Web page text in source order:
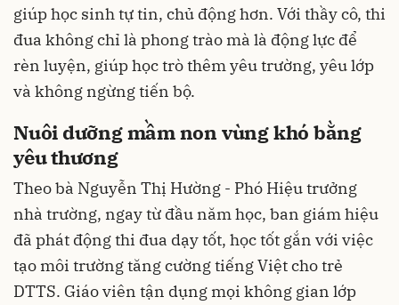
giúp học sinh tự tin, chủ động hơn. Với thầy cô, thi
đua không chỉ là phong trào mà là động lực để
rèn luyện, giúp học trò thêm yêu trường, yêu lớp
và không ngừng tiến bộ.
Nuôi dưỡng mầm non vùng khó bằng
yêu thương
Theo bà Nguyễn Thị Hường - Phó Hiệu trưởng
nhà trường, ngay từ đầu năm học, ban giám hiệu
đã phát động thi đua dạy tốt, học tốt gắn với việc
tạo môi trường tăng cường tiếng Việt cho trẻ
DTTS. Giáo viên tận dụng mọi không gian lớp